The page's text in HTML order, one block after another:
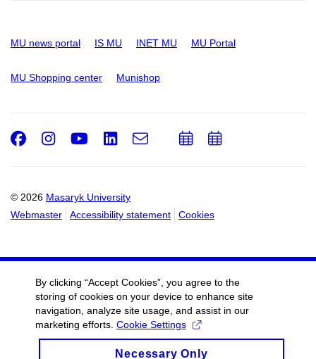
MU news portal IS MU INET MU MU Portal
MU Shopping center Munishop
© 2026 Masaryk University
Webmaster
Accessibility statement Cookies
Facebook
Instagram
Youtube
LinkedIn
e-
AddAdd
By clicking “Accept Cookies”, you agree to the
storing of cookies on your device to enhance site
navigation, analyze site usage, and assist in our
marketing efforts. Cookie Settings
Necessary Only